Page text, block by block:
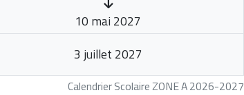
Calendrier Scolaire ZONE A 2026-2027
10 mai 2027
3 juillet 2027